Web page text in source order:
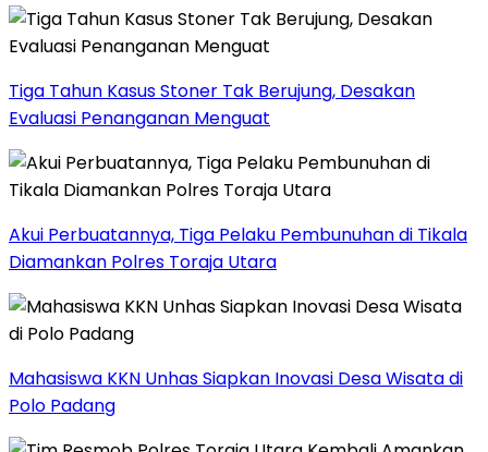
Tiga Tahun Kasus Stoner Tak Berujung, Desakan
Evaluasi Penanganan Menguat
Akui Perbuatannya, Tiga Pelaku Pembunuhan di Tikala
Diamankan Polres Toraja Utara
Mahasiswa KKN Unhas Siapkan Inovasi Desa Wisata di
Polo Padang